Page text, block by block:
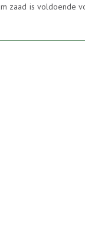
zaad is voldoende